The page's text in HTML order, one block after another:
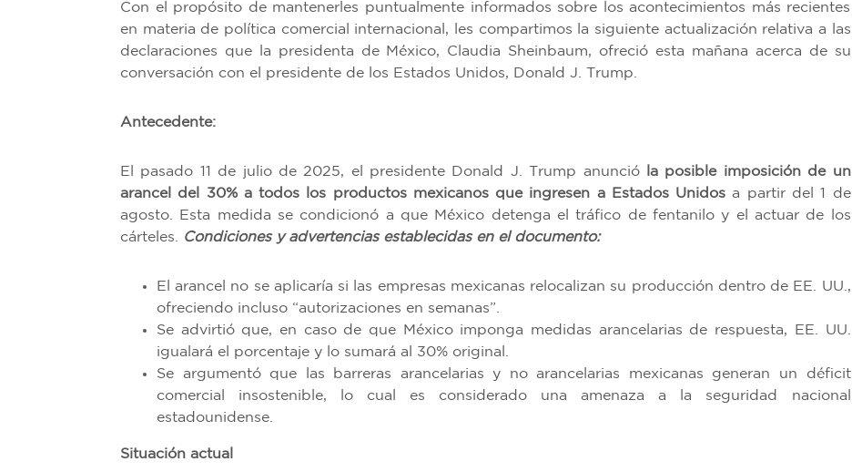
Con el propósito de mantenerles puntualmente informados sobre los acontecimientos más recientes
en materia de política comercial internacional, les compartimos la siguiente actualización relativa a las
declaraciones que la presidenta de México, Claudia Sheinbaum, ofreció esta mañana acerca de su
conversación con el presidente de los Estados Unidos, Donald J. Trump.
Antecedente:
El pasado 11 de julio de 2025, el presidente Donald J. Trump anuncióla posible imposición de un
arancel del 30% a todos los productos mexicanos que ingresen a Estados Unidos a partir del 1 de
agosto. Esta medida se condicionó a que México detenga el tráfico de fentanilo y el actuar de los
cárteles. Condiciones y advertencias establecidas en el documento:
El arancel no se aplicaría si las empresas mexicanas relocalizan su producción dentro de EE. UU.,
ofreciendo incluso “autorizaciones en semanas”.
Se advirtió que, en caso de que México imponga medidas arancelarias de respuesta, EE. UU.
igualará el porcentaje y lo sumará al 30% original.
Se argumentó que las barreras arancelarias y no arancelarias mexicanas generan un déficit
comercial insostenible, lo cual es considerado una amenaza a la seguridad nacional
estadounidense.
Situación actual